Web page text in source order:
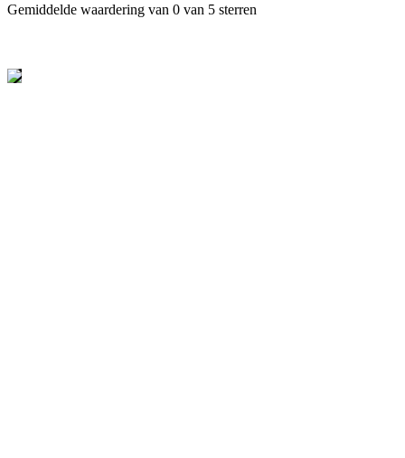
Gemiddelde waardering van 0 van 5 sterren